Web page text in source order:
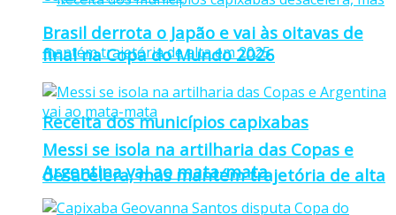
Receita dos municípios capixabas
desacelera, mas mantém trajetória de alta
Brasil derrota o Japão e vai às oitavas de
final na Copa do Mundo 2026
Messi se isola na artilharia das Copas e
Argentina vai ao mata-mata